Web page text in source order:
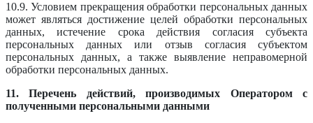
10.9. Условием прекращения обработки персональных данных
может являться достижение целей обработки персональных
данных, истечение срока действия согласия субъекта
персональных данных или отзыв согласия субъектом
персональных данных, а также выявление неправомерной
обработки персональных данных.
11. Перечень действий, производимых Оператором с
полученными персональными данными